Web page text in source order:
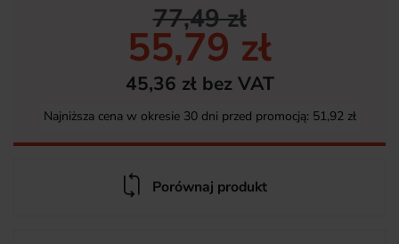
77,49 zł
55,79 zł
45,36 zł bez VAT
Najniższa cena w okresie 30 dni przed promocją: 51,92 zł
Porównaj produkt